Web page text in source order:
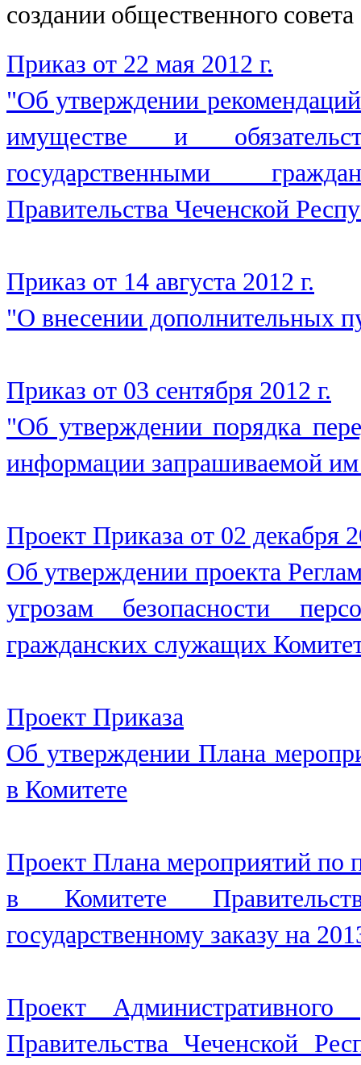
создании общественного
Приказ от 22 мая 2012 г.
"Об утверждении
имуществе и
государственными
Правительства Чеченской
Приказ от 14 августа 2012 г.
"О внесении дополнительных
Приказ от 03 сентября 2012 г.
"Об утверждении порядка
информации запрашиваемой
Проект Приказа от 02 декабря
Об утверждении проекта
угрозам безопасности
гражданских служащих
Проект Приказа
Об утверждении Плана
в Комитете
Проект Плана мероприятий по
в Комитете
государственному заказу на
Проект Административного
Правительства Чеченской